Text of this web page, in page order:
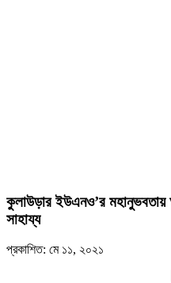
কুলাউড়ার ইউএনও’র মহানুভবতায়
সাহায্য
প্রকাশিত: মে ১১, ২০২১